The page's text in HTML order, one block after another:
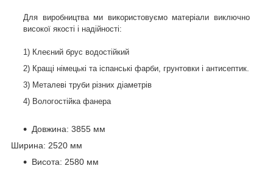
Для виробництва ми використовуємо матеріали виключно
високої якості і надійності:
1) Клеєний брус водостійкий
2) Кращі німецькі та іспанські фарби, грунтовки і антисептик.
3) Металеві труби різних діаметрів
4) Вологостійка фанера
Довжина: 3855 мм
Ширина: 2520 мм
Висота: 2580 мм